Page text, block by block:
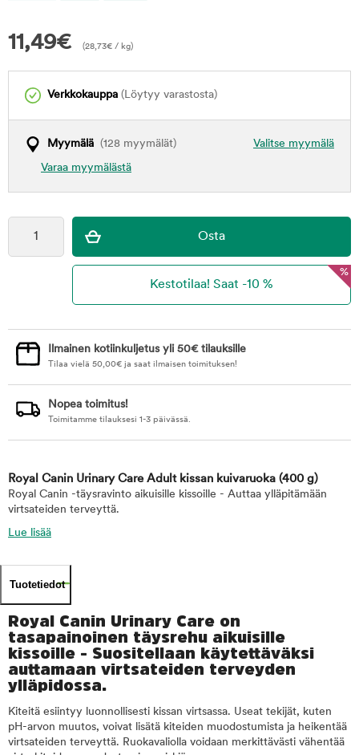
11,49€ (28,73€ / kg)
Verkkokauppa (Löytyy varastosta)
Valitse myymälä
Myymälä (128 myymälät)
Varaa myymälästä
%
Ilmainen kotiinkuljetus yli 50€ tilauksille
Tilaa vielä 50,00€ ja saat ilmaisen toimituksen!
Nopea toimitus!
Toimitamme tilauksesi 1-3 päivässä.
Royal Canin Urinary Care Adult kissan kuivaruoka (400 g)
Royal Canin -täysravinto aikuisille kissoille - Auttaa ylläpitämään
virtsateiden terveyttä.
Lue lisää
Tuotetiedot
Royal Canin Urinary Care on
tasapainoinen täysrehu aikuisille
kissoille - Suositellaan käytettäväksi
auttamaan virtsateiden terveyden
ylläpidossa.
Kiteitä esiintyy luonnollisesti kissan virtsassa. Useat tekijät, kuten
pH-arvon muutos, voivat lisätä kiteiden muodostumista ja heikentää
virtsateiden terveyttä. Ruokavaliolla voidaan merkittävästi vähentää